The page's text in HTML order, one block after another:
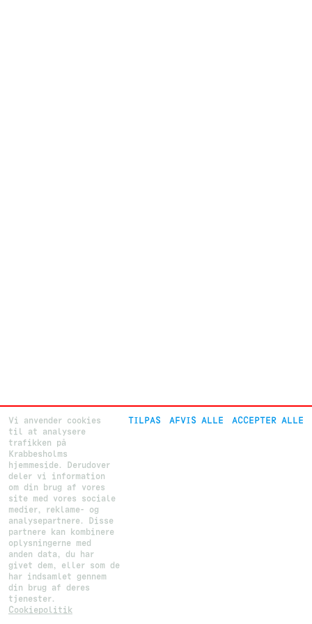
Vi anvender cookies
til at analysere
trafikken på
Krabbesholms
hjemmeside. Derudover
deler vi information
om din brug af vores
site med vores sociale
medier, reklame- og
analysepartnere. Disse
partnere kan kombinere
oplysningerne med
anden data, du har
givet dem, eller som de
har indsamlet gennem
din brug af deres
tjenester.
Cookiepolitik
TILPAS AFVIS ALLE ACCEPTER ALLE